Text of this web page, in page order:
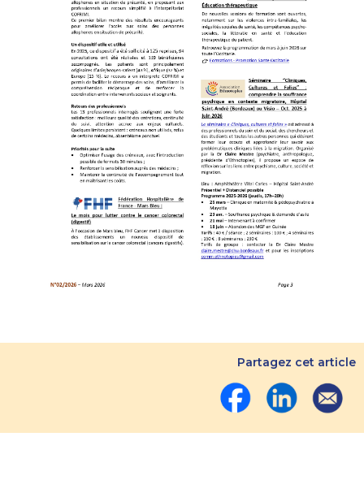
Partagez cet article